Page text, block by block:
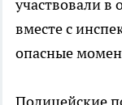
участвовали в
вместе с
опасные
Полицейские